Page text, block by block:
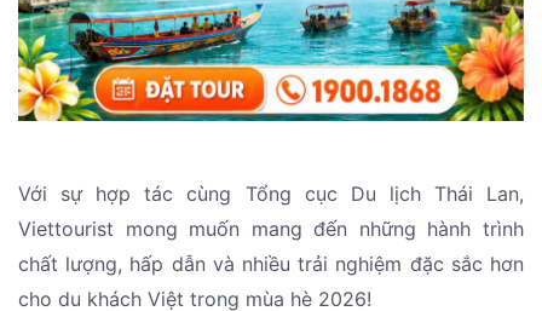
Với sự hợp tác cùng Tổng cục Du lịch Thái Lan,
Viettourist mong muốn mang đến những hành trình
chất lượng, hấp dẫn và nhiều trải nghiệm đặc sắc hơn
cho du khách Việt trong mùa hè 2026!